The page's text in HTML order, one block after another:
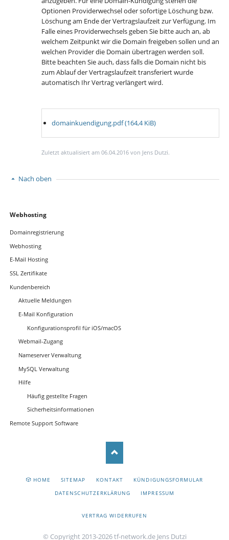
Optionen Providerwechsel oder sofortige Löschung bzw.
Löschung am Ende der Vertragslaufzeit zur Verfügung. Im
Falle eines Providerwechsels geben Sie bitte auch an, ab
welchem Zeitpunkt wir die Domain freigeben sollen und an
welchen Provider die Domain übertragen werden soll.
Bitte beachten Sie auch, dass falls die Domain nicht bis
zum Ablauf der Vertragslaufzeit transferiert wurde
automatisch Ihr Vertrag verlängert wird.
domainkuendigung.pdf(164,4 KiB)
Zuletzt aktualisiert am 06.04.2016 von Jens Dutzi.
Nach oben
Navigation
Webhosting
Domainregistrierung
Webhosting
E-Mail Hosting
SSL Zertifikate
Kundenbereich
Aktuelle Meldungen
E-Mail Konfiguration
Konfigurationsprofil für iOS/macOS
Webmail-Zugang
Nameserver Verwaltung
MySQL Verwaltung
Hilfe
Häufig gestellte Fragen
Sicherheitsinformationen
Remote Support Software
NAVIGATION
ÜBERSPRINGEN
HOME SITEMAP KONTAKT
KÜNDIGUNGSFORMULAR
DATENSCHUTZERKLÄRUNG
IMPRESSUM
VERTRAG WIDERRUFEN
© Copyright 2013-2026 tf-network.de Jens Dutzi